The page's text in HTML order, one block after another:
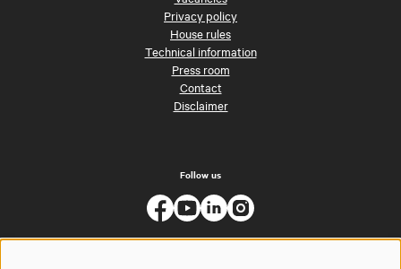
Privacy policy
House rules
Technical information
Press room
Contact
Disclaimer
Follow us